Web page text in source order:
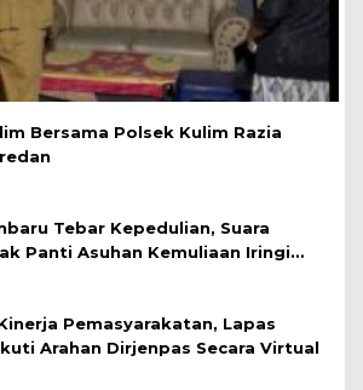
Bersama Polsek Kulim Razia
Tebar Kepedulian, Suara
Panti Asuhan Kemuliaan Iringi
Pemasyarakatan, Lapas
Arahan Dirjenpas Secara Virtual